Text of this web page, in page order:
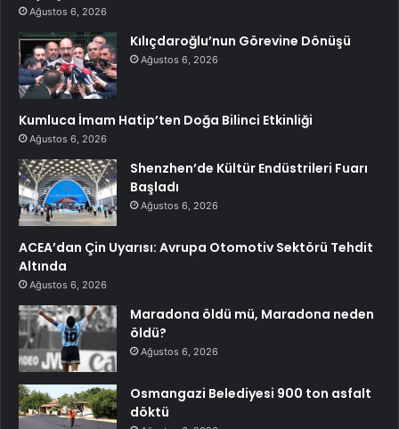
Ağustos 6, 2026
Kılıçdaroğlu’nun Görevine Dönüşü
Ağustos 6, 2026
Kumluca İmam Hatip’ten Doğa Bilinci Etkinliği
Ağustos 6, 2026
Shenzhen’de Kültür Endüstrileri Fuarı
Başladı
Ağustos 6, 2026
ACEA’dan Çin Uyarısı: Avrupa Otomotiv Sektörü Tehdit
Altında
Ağustos 6, 2026
Maradona öldü mü, Maradona neden
öldü?
Ağustos 6, 2026
Osmangazi Belediyesi 900 ton asfalt
döktü